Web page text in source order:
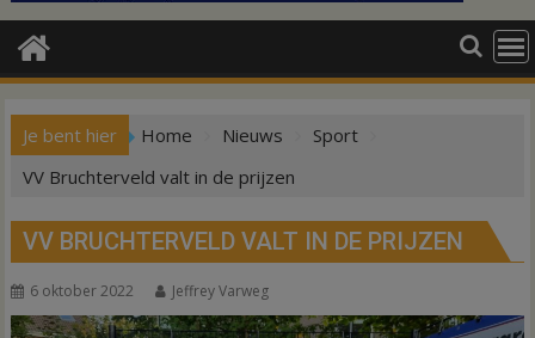
Je bent hier Home Nieuws
Sport
VV Bruchterveld valt in de prijzen
VV BRUCHTERVELD VALT IN DE PRIJZEN
6 oktober 2022 Jeffrey Varweg